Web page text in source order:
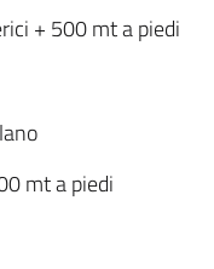
+ 500 mt a piedi
mt a piedi